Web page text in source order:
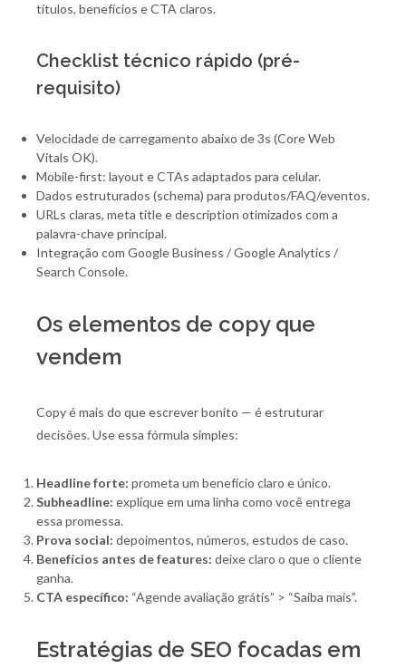
títulos, benefícios e CTA claros.
Checklist técnico rápido (pré-
requisito)
Velocidade de carregamento abaixo de 3s (Core Web
Vitals OK).
Mobile-first: layout e CTAs adaptados para celular.
Dados estruturados (schema) para produtos/FAQ/eventos.
URLs claras, meta title e description otimizados com a
palavra-chave principal.
Integração com Google Business / Google Analytics /
Search Console.
Os elementos de copy que
vendem
Copy é mais do que escrever bonito — é estruturar
decisões. Use essa fórmula simples:
Headline forte: prometa um benefício claro e único.
Subheadline: explique em uma linha como você entrega
essa promessa.
Prova social: depoimentos, números, estudos de caso.
Benefícios antes de features: deixe claro o que o cliente
ganha.
CTA específico: “Agende avaliação grátis” > “Saiba mais”.
Estratégias de SEO focadas em